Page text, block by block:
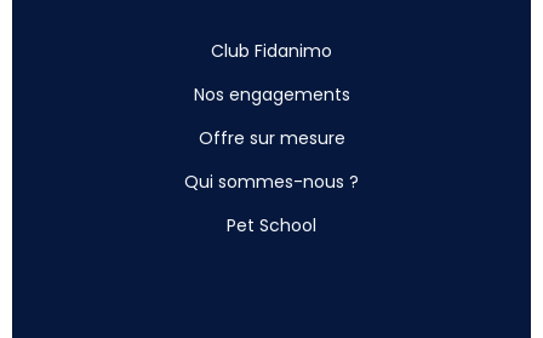
Club Fidanimo
Nos engagements
Offre sur mesure
Qui sommes-nous ?
Pet School